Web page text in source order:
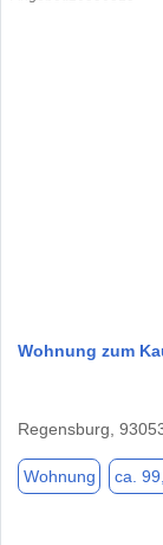
Wohnung zum
Regensburg,
Wohnung ca.